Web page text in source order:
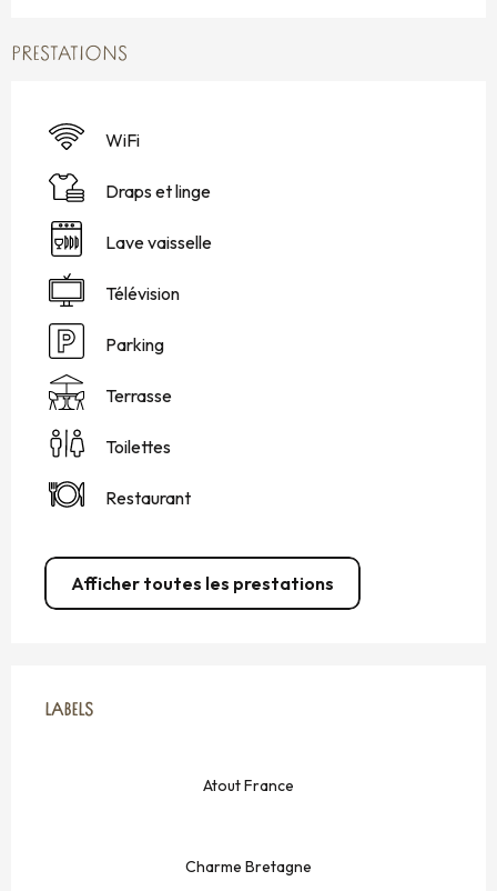
PRESTATIONS
WiFi
Draps et linge
Lave vaisselle
Télévision
Parking
Terrasse
Toilettes
Restaurant
Afficher toutes les prestations
LABELS
LABELS
Atout France
Charme Bretagne